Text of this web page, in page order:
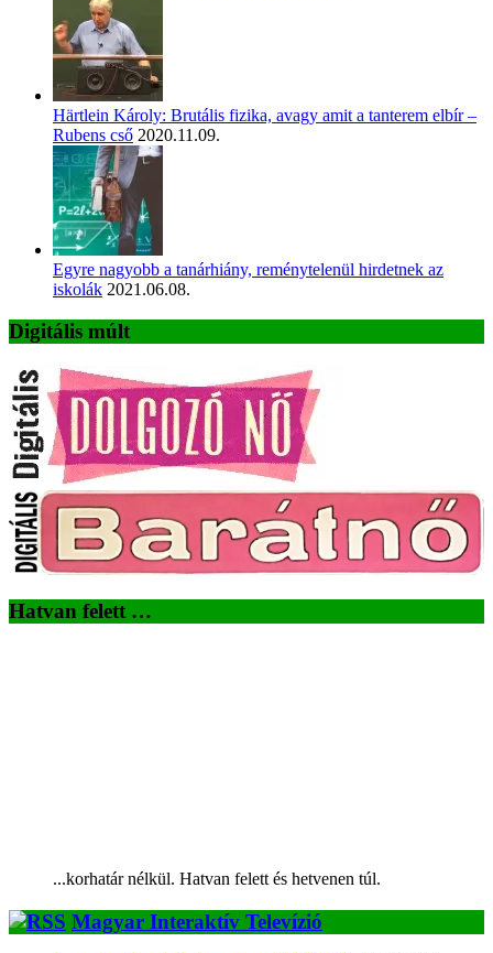
Härtlein Károly: Brutális fizika, avagy amit a tanterem elbír –
Rubens cső 2020.11.09.
Egyre nagyobb a tanárhiány, reménytelenül hirdetnek az
iskolák 2021.06.08.
Digitális múlt
Hatvan felett …
...korhatár nélkül. Hatvan felett és hetvenen túl.
Magyar Interaktív Televízió